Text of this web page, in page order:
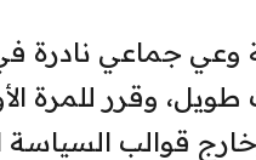
11 فبراير 2011 لحظة وعي
وقرر للمرة
قوالب السياسة